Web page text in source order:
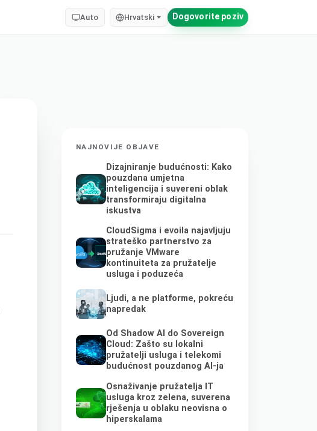
Auto Hrvatski Dogovorite poziv
NAJNOVIJE OBJAVE
Dizajniranje budućnosti: Kako
pouzdana umjetna
inteligencija i suvereni oblak
transformiraju digitalna
iskustva
CloudSigma i evoila najavljuju
strateško partnerstvo za
pružanje VMware
kontinuiteta za pružatelje
usluga i poduzeća
Ljudi, a ne platforme, pokreću
napredak
Od Shadow AI do Sovereign
Cloud: Zašto su lokalni
pružatelji usluga i telekomi
budućnost pouzdanog AI-ja
Osnaživanje pružatelja IT
usluga kroz zelena, suverena
rješenja u oblaku neovisna o
hiperskalama